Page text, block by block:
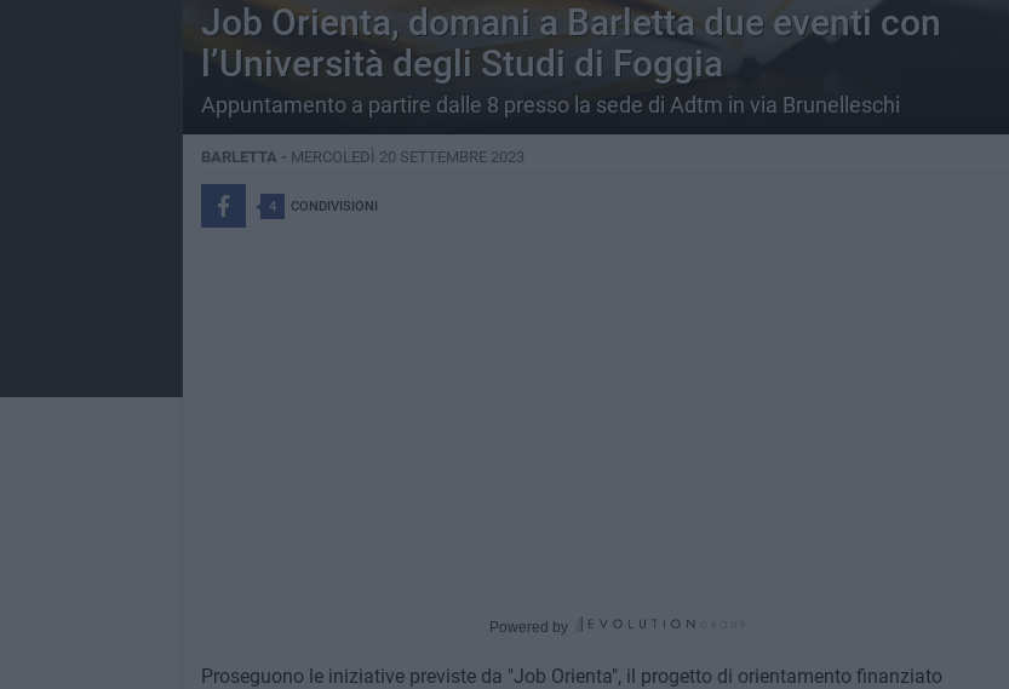
Job Orienta, domani a Barletta due eventi con
l’Università degli Studi di Foggia
Appuntamento a partire dalle 8 presso la sede di Adtm in via Brunelleschi
BARLETTA - MERCOLEDÌ 20 SETTEMBRE 2023
4 CONDIVISIONI
Powered by
Proseguono le iniziative previste da "Job Orienta", il progetto di orientamento finanziato